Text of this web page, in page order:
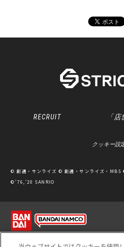
RECRUIT 「
クッキー設
© 創通・サンライズ © 創通・サンライズ・MBS
©’76,’20 SANRIO